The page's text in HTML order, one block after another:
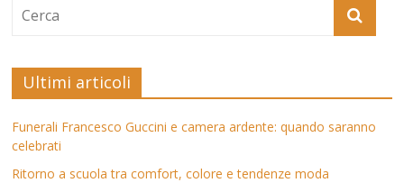
Ultimi articoli
Funerali Francesco Guccini e camera ardente: quando saranno
celebrati
Ritorno a scuola tra comfort, colore e tendenze moda